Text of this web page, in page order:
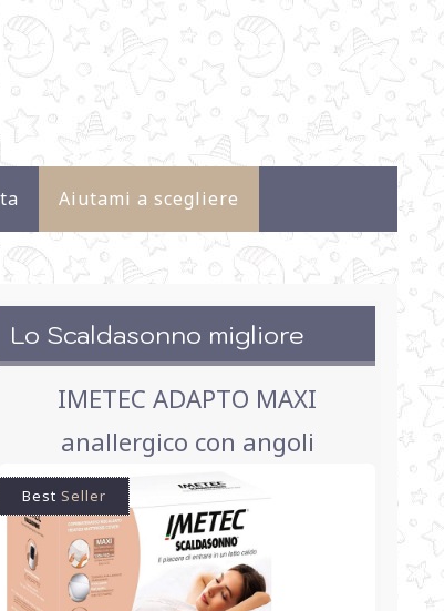
Aiutami a scegliere
Lo Scaldasonno migliore
IMETEC ADAPTO MAXI
anallergico con angoli
Best Seller